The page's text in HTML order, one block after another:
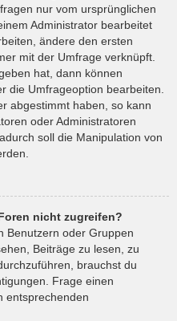
nur vom ursprünglichen
Administrator bearbeitet
ändere den ersten
mit der Umfrage verknüpft.
hat, dann können
die Umfrageoption bearbeiten.
abgestimmt haben, so kann
oder Administratoren
soll die Manipulation von
nicht zugreifen?
Benutzern oder Gruppen
Beiträge zu lesen, zu
brauchst du
Frage einen
entsprechenden